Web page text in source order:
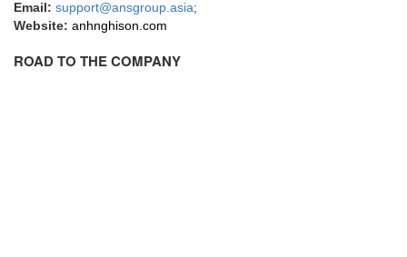
EGE Elektronik
Eilersen Vietnam
Ekstrom-Carlson
Email: support@ansgroup.asia;
Website: anhnghison.com
ROAD TO THE COMPANY